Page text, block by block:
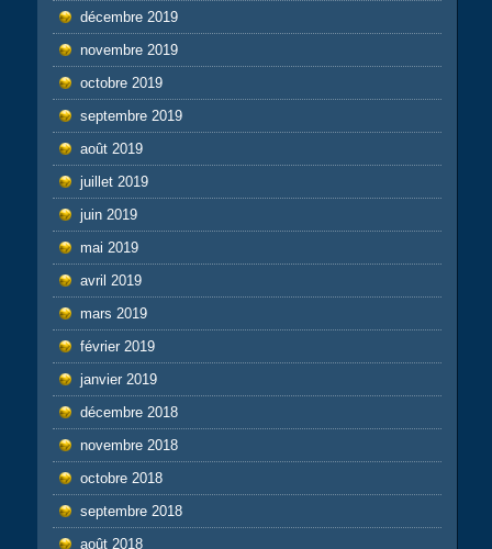
décembre 2019
novembre 2019
octobre 2019
septembre 2019
août 2019
juillet 2019
juin 2019
mai 2019
avril 2019
mars 2019
février 2019
janvier 2019
décembre 2018
novembre 2018
octobre 2018
septembre 2018
août 2018